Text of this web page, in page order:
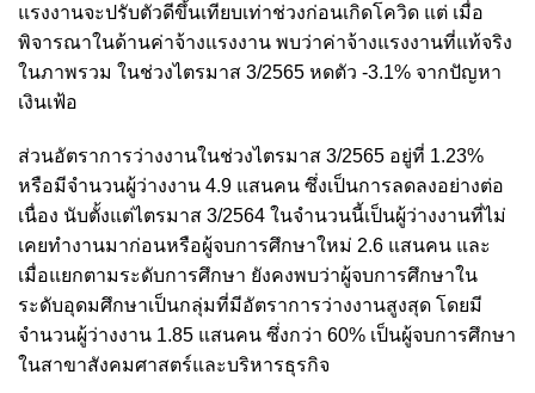
แรงงานจะปรับตัวดีขึ้นเทียบเท่าช่วงก่อนเกิดโควิด แต่ เมื่อ
พิจารณาในด้านค่าจ้างแรงงาน พบว่าค่าจ้างแรงงานที่แท้จริง
ในภาพรวม ในช่วงไตรมาส 3/2565 หดตัว -3.1% จากปัญหา
เงินเฟ้อ
ส่วนอัตราการว่างงานในช่วงไตรมาส 3/2565 อยู่ที่ 1.23%
หรือมีจำนวนผู้ว่างงาน 4.9 แสนคน ซึ่งเป็นการลดลงอย่างต่อ
เนื่อง นับตั้งแต่ไตรมาส 3/2564 ในจำนวนนี้เป็นผู้ว่างงานที่ไม่
เคยทำงานมาก่อนหรือผู้จบการศึกษาใหม่ 2.6 แสนคน และ
เมื่อแยกตามระดับการศึกษา ยังคงพบว่าผู้จบการศึกษาใน
ระดับอุดมศึกษาเป็นกลุ่มที่มีอัตราการว่างงานสูงสุด โดยมี
จำนวนผู้ว่างงาน 1.85 แสนคน ซึ่งกว่า 60% เป็นผู้จบการศึกษา
ในสาขาสังคมศาสตร์และบริหารธุรกิจ